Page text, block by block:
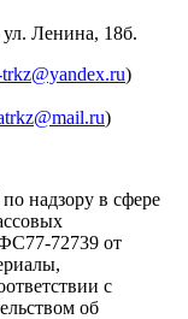
ул. Ленина, 18б.
)
)
надзору в сфере
72739 от
с
об